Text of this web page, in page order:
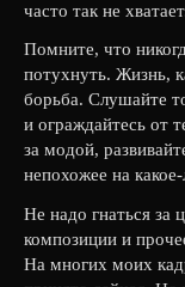
часто так не
Помните, что
потухнуть. Жизнь,
борьба. Слушайте
и ограждайтесь от
за модой,
непохожее на
Не надо гнаться за
композиции и
На многих моих